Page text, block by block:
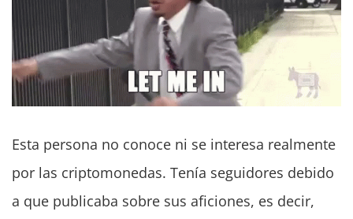
Esta persona no conoce ni se interesa realmente
por las criptomonedas. Tenía seguidores debido
a que publicaba sobre sus aficiones, es decir,